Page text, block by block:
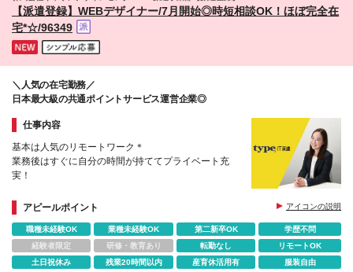
【派遣登録】WEBデザイナー/7月開始◎時短相談OK！ほぼ完全在
宅*☆/96349
＼人気の在宅勤務／
日本最大級の共通ポイントサービス運営企業◎
仕事内容
基本は人気のリモートワーク＊
業務後はすぐに自分の時間が持ててプライベート充
実！
アピールポイント アイコンの説明
職種未経験OK 業種未経験OK 第二新卒OK
学歴不問
経験者限定
研修・教育あり 転勤なし
リモートOK
土日祝休み
残業20時間以内 産育休活用有
服装自由